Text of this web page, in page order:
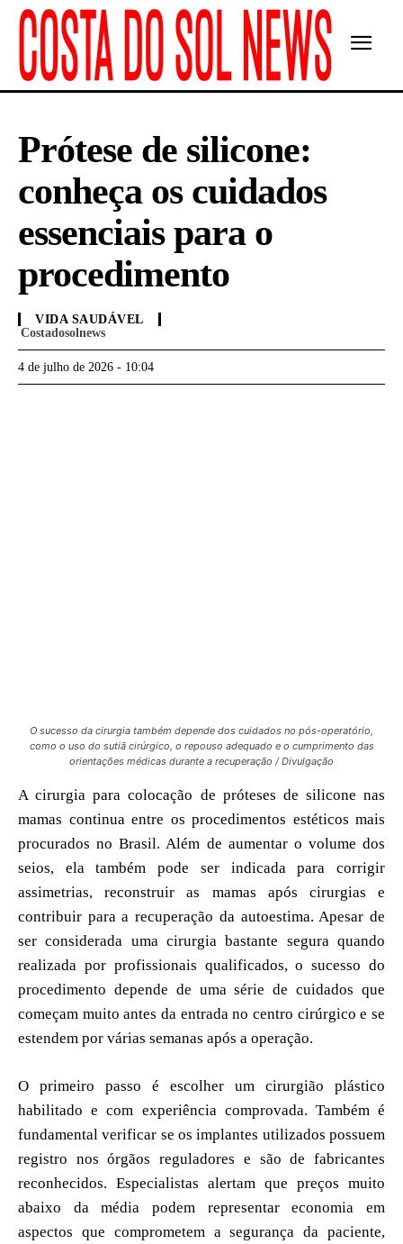
Prótese de silicone:
conheça os cuidados
essenciais para o
procedimento
VIDA SAUDÁVEL
Costadosolnews
4 de julho de 2026 - 10:04
O sucesso da cirurgia também depende dos cuidados no pós-operatório,
como o uso do sutiã cirúrgico, o repouso adequado e o cumprimento das
orientações médicas durante a recuperação / Divulgação
A cirurgia para colocação de próteses de silicone nas
mamas continua entre os procedimentos estéticos mais
procurados no Brasil. Além de aumentar o volume dos
seios, ela também pode ser indicada para corrigir
assimetrias, reconstruir as mamas após cirurgias e
contribuir para a recuperação da autoestima. Apesar de
ser considerada uma cirurgia bastante segura quando
realizada por profissionais qualificados, o sucesso do
procedimento depende de uma série de cuidados que
começam muito antes da entrada no centro cirúrgico e se
estendem por várias semanas após a operação.
O primeiro passo é escolher um cirurgião plástico
habilitado e com experiência comprovada. Também é
fundamental verificar se os implantes utilizados possuem
registro nos órgãos reguladores e são de fabricantes
reconhecidos. Especialistas alertam que preços muito
abaixo da média podem representar economia em
aspectos que comprometem a segurança da paciente,